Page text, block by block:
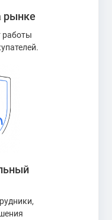
рынке
работы